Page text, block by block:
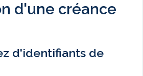
d'une créance
d'identifiants de